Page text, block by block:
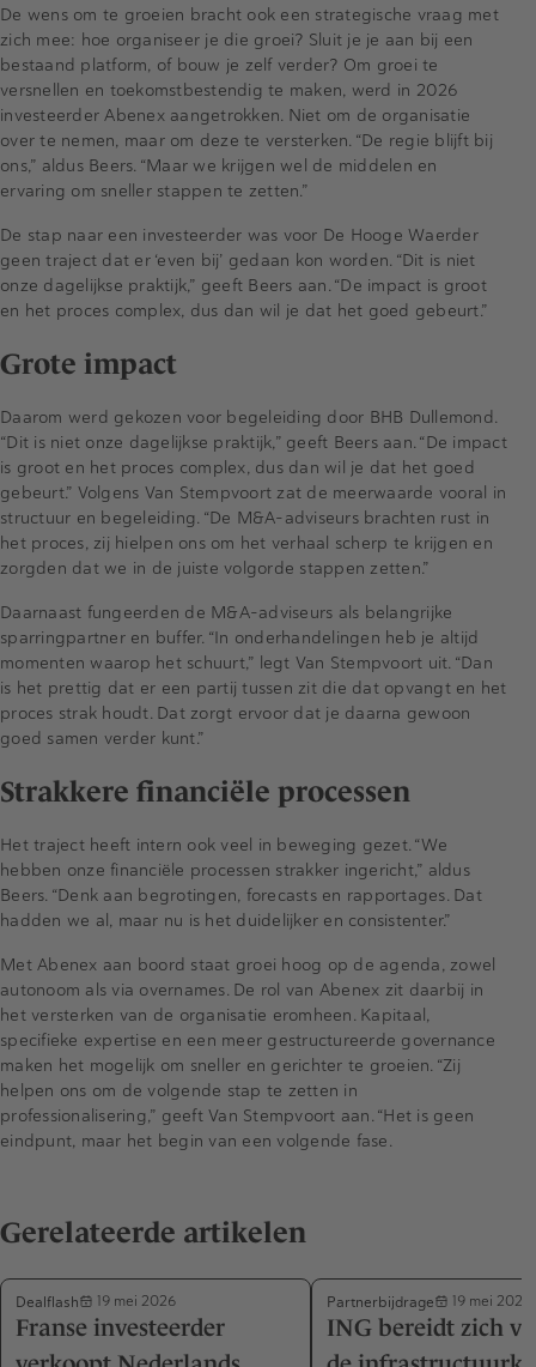
De wens om te groeien bracht ook een strategische vraag met
zich mee: hoe organiseer je die groei? Sluit je je aan bij een
bestaand platform, of bouw je zelf verder? Om groei te
versnellen en toekomstbestendig te maken, werd in 2026
investeerder Abenex aangetrokken. Niet om de organisatie
over te nemen, maar om deze te versterken. “De regie blijft bij
ons,” aldus Beers. “Maar we krijgen wel de middelen en
ervaring om sneller stappen te zetten.”
De stap naar een investeerder was voor De Hooge Waerder
geen traject dat er ‘even bij’ gedaan kon worden. “Dit is niet
onze dagelijkse praktijk,” geeft Beers aan. “De impact is groot
en het proces complex, dus dan wil je dat het goed gebeurt.”
Grote impact
Daarom werd gekozen voor begeleiding door BHB Dullemond.
“Dit is niet onze dagelijkse praktijk,” geeft Beers aan. “De impact
is groot en het proces complex, dus dan wil je dat het goed
gebeurt.” Volgens Van Stempvoort zat de meerwaarde vooral in
structuur en begeleiding. “De M&A-adviseurs brachten rust in
het proces, zij hielpen ons om het verhaal scherp te krijgen en
zorgden dat we in de juiste volgorde stappen zetten.”
Daarnaast fungeerden de M&A-adviseurs als belangrijke
sparringpartner en buffer. “In onderhandelingen heb je altijd
momenten waarop het schuurt,” legt Van Stempvoort uit. “Dan
is het prettig dat er een partij tussen zit die dat opvangt en het
proces strak houdt. Dat zorgt ervoor dat je daarna gewoon
goed samen verder kunt.”
Strakkere financiële processen
Het traject heeft intern ook veel in beweging gezet. “We
hebben onze financiële processen strakker ingericht,” aldus
Beers. “Denk aan begrotingen, forecasts en rapportages. Dat
hadden we al, maar nu is het duidelijker en consistenter.”
Met Abenex aan boord staat groei hoog op de agenda, zowel
autonoom als via overnames. De rol van Abenex zit daarbij in
het versterken van de organisatie eromheen. Kapitaal,
specifieke expertise en een meer gestructureerde governance
maken het mogelijk om sneller en gerichter te groeien. “Zij
helpen ons om de volgende stap te zetten in
professionalisering,” geeft Van Stempvoort aan. “Het is geen
eindpunt, maar het begin van een volgende fase.
Gerelateerde artikelen
Dealflash 19 mei 2026
Franse investeerder
Partnerbijdrage 19 mei 2026
ING bereidt zich